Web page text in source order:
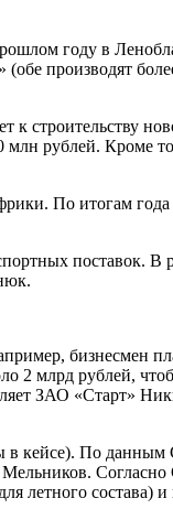
году в
производят
строительству
рублей. Кроме
По итогам года
поставок. В
бизнесмен
2 млрд рублей,
ЗАО «Старт»
в кейсе). По
летного состава)